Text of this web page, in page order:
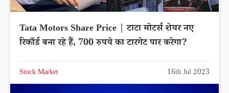
Tata Motors Share Price | टाटा मोटर्स शेयर नए
रिकॉर्ड बना रहे हैं, 700 रुपये का टारगेट पार करेगा?
Stock Market 16th Jul 2023